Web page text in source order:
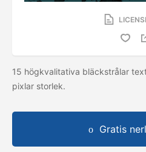
15 högkvalitativa bläckstrålar
pixlar storlek.
Gratis